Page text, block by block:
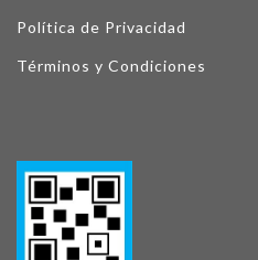
Política de Privacidad
Términos y Condiciones